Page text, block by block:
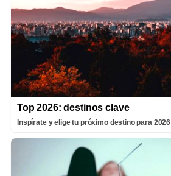
Top 2026: destinos clave
Inspírate y elige tu próximo destino para 2026